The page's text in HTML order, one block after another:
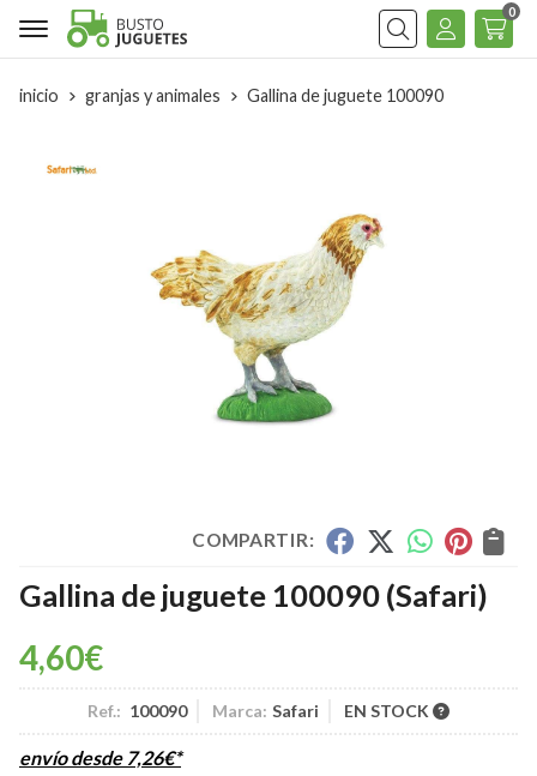
Buscar
0
inicio granjas y animales Gallina de juguete 100090
COMPARTIR:
Gallina de juguete 100090 (Safari)
4,60€
Ref.: 100090 Marca: Safari EN STOCK
envío desde 7,26€*